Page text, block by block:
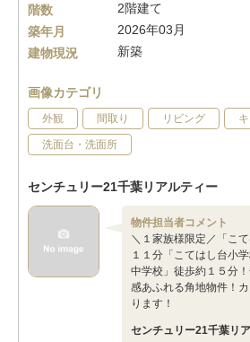
階数
2階建て
築年月
2026年03月
建物現況
新築
画像カテゴリ
外観 間取り リビング
洗面台・洗面所
センチュリー21千葉リアルティー
物件担当者コメント
＼１家族様限定／「こ
１１分「こてはし台小
中学校」徒歩約１５分
感あふれる角地物件！
ります！
センチュリー21千葉リ